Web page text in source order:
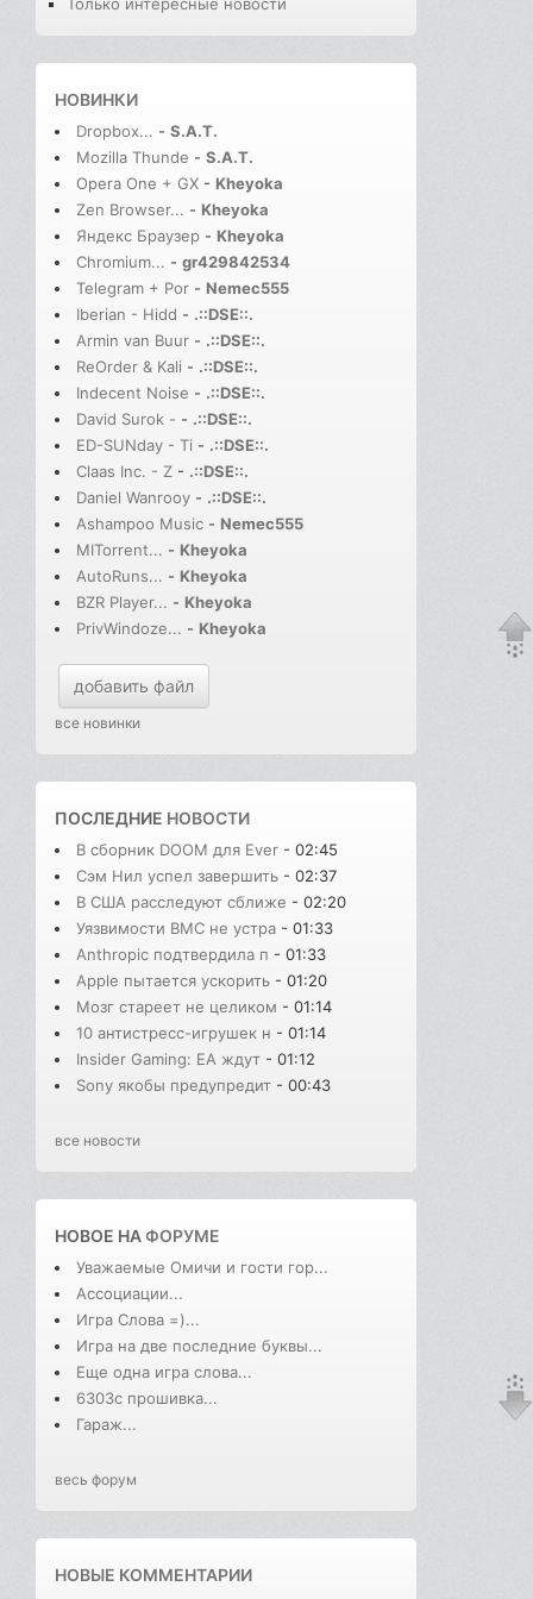
Только интересные новости
НОВИНКИ
Dropbox... - S.A.T.
Mozilla Thunde - S.A.T.
Opera One + GX - Kheyoka
Zen Browser... - Kheyoka
Яндекс Браузер - Kheyoka
Chromium... - gr429842534
Telegram + Por - Nemec555
Iberian - Hidd - .::DSE::.
Armin van Buur - .::DSE::.
ReOrder & Kali - .::DSE::.
Indecent Noise - .::DSE::.
David Surok - - .::DSE::.
ED-SUNday - Ti - .::DSE::.
Claas Inc. - Z - .::DSE::.
Daniel Wanrooy - .::DSE::.
Ashampoo Music - Nemec555
MITorrent... - Kheyoka
AutoRuns... - Kheyoka
BZR Player... - Kheyoka
PrivWindoze... - Kheyoka
добавить файл
все новинки
ПОСЛЕДНИЕ НОВОСТИ
В сборник DOOM для Ever - 02:45
Сэм Нил успел завершить - 02:37
В США расследуют сближе - 02:20
Уязвимости BMC не устра - 01:33
Anthropic подтвердила п - 01:33
Apple пытается ускорить - 01:20
Мозг стареет не целиком - 01:14
10 антистресс-игрушек н - 01:14
Insider Gaming: EA ждут - 01:12
Sony якобы предупредит - 00:43
все новости
НОВОЕ НАФОРУМЕ
Уважаемые Омичи и гости гор...
Ассоциации...
Игра Слова =)...
Игра на две последние буквы...
Еще одна игра слова...
6303с прошивка...
Гараж...
весь форум
НОВЫЕ КОММЕНТАРИИ